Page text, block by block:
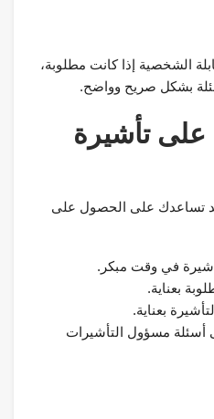
الشخصية إذا كانت مطلوبة،
بشكل صريح وواضح.
تأشيرة
تساعدك على الحصول على
في وقت مبكر.
بعناية.
بعناية.
أسئلة مسؤول التأشيرات